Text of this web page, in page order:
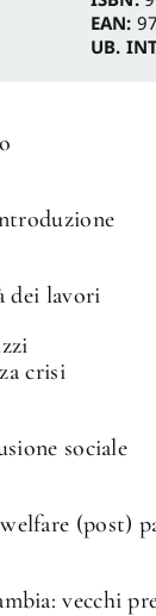
EAN:
UB.
dei lavori
crisi
sociale
(post)
vecchi